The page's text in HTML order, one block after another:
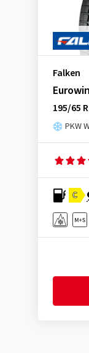
Falken
195/65
PKW
C